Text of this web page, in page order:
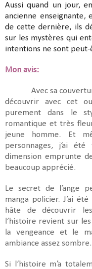
Aussi quand un jour,
ancienne
de cette dernière, ils
sur les mystères qui
intentions ne sont
Mon avis:
Avec sa
découvrir avec cet
purement dans le
romantique et très
jeune homme. Et
personnages, j’ai
dimension emprunte
beaucoup apprécié.
Le secret de l’ange
manga policier. J’ai
hâte de découvrir
l’histoire revient sur
la vengeance et le
ambiance assez sombre.
Si l’histoire m’a